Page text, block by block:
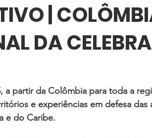
|
DA
a partir da Colômbia para toda a
e experiências em defesa das
e do Caribe.